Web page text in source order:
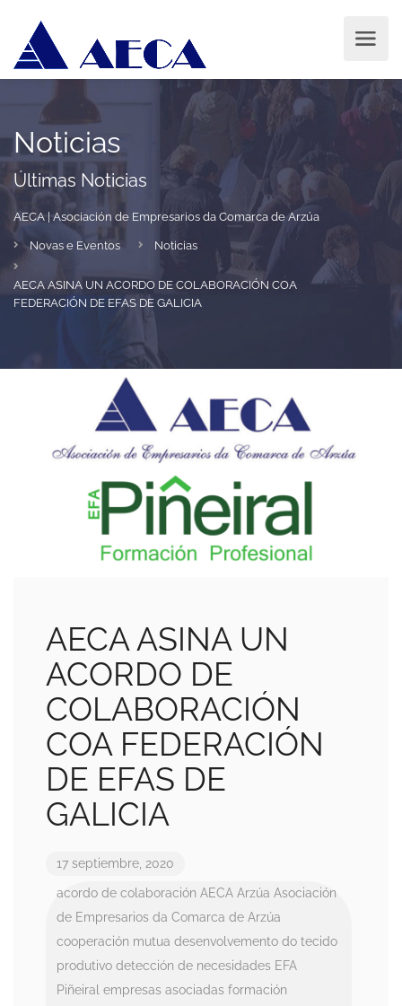
Noticias
Últimas Noticias
AECA | Asociación de Empresarios da Comarca de Arzúa
Novas e Eventos Noticias
AECA ASINA UN ACORDO DE COLABORACIÓN COA
FEDERACIÓN DE EFAS DE GALICIA
AECA ASINA UN
ACORDO DE
COLABORACIÓN
COA FEDERACIÓN
DE EFAS DE
GALICIA
17 septiembre, 2020
acordo de colaboración AECA Arzúa Asociación
de Empresarios da Comarca de Arzúa
cooperación mutua desenvolvemento do tecido
produtivo detección de necesidades EFA
Piñeiral empresas asociadas formación